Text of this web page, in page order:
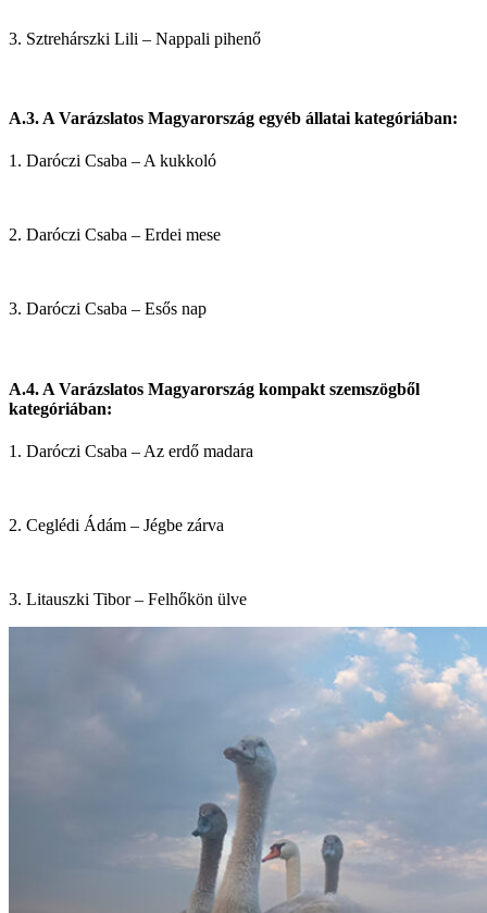
3. Sztrehárszki Lili – Nappali pihenő
A.3. A Varázslatos Magyarország egyéb állatai kategóriában:
1. Daróczi Csaba – A kukkoló
2. Daróczi Csaba – Erdei mese
3. Daróczi Csaba – Esős nap
A.4. A Varázslatos Magyarország kompakt szemszögből
kategóriában:
1. Daróczi Csaba – Az erdő madara
2. Ceglédi Ádám – Jégbe zárva
3. Litauszki Tibor – Felhőkön ülve